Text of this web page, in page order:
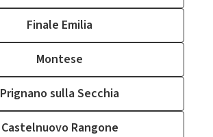
Finale Emilia
Montese
Prignano sulla Secchia
Castelnuovo Rangone